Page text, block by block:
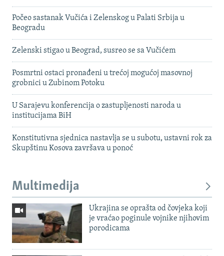
Počeo sastanak Vučića i Zelenskog u Palati Srbija u
Beogradu
Zelenski stigao u Beograd, susreo se sa Vučićem
Posmrtni ostaci pronađeni u trećoj mogućoj masovnoj
grobnici u Zubinom Potoku
U Sarajevu konferencija o zastupljenosti naroda u
institucijama BiH
Konstitutivna sjednica nastavlja se u subotu, ustavni rok za
Skupštinu Kosova završava u ponoć
Multimedija
Ukrajina se oprašta od čovjeka koji
je vraćao poginule vojnike njihovim
porodicama